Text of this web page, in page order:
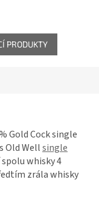
PRODUKTY
Gold Cock single
Old Wellsingle
whisky 4
zrála whisky